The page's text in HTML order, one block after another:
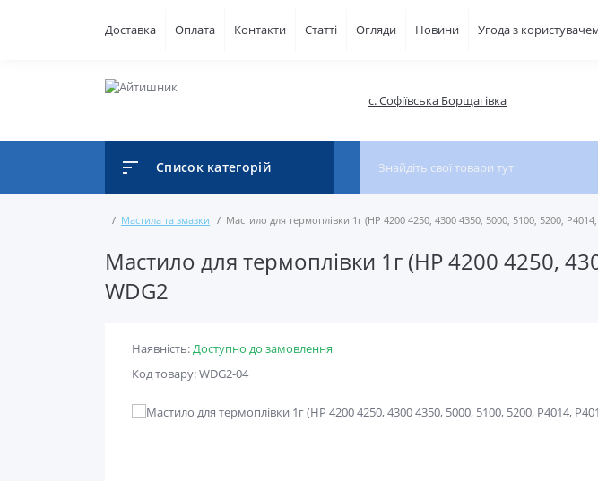
Доставка Оплата Контакти Статті Огляди Новини Угода з
с. Софіївська Борщагівка
Список категорій
Мастила та змазки Мастило для термоплівки 1г (HP 4200 4250, 4300 4350, 5000, 5100, 5200,
Мастило для термоплівки 1г (HP 4200 4250,
WDG2
Наявність:Доступно до замовлення
Код товару: WDG2-04